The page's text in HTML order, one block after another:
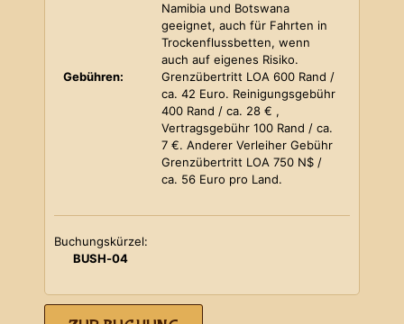
Namibia und Botswana
geeignet, auch für Fahrten in
Trockenflussbetten, wenn
auch auf eigenes Risiko.
Gebühren:
Grenzübertritt LOA 600 Rand /
ca. 42 Euro. Reinigungsgebühr
400 Rand / ca. 28 € ,
Vertragsgebühr 100 Rand / ca.
7 €. Anderer Verleiher Gebühr
Grenzübertritt LOA 750 N$ /
ca. 56 Euro pro Land.
Buchungskürzel:
BUSH-04